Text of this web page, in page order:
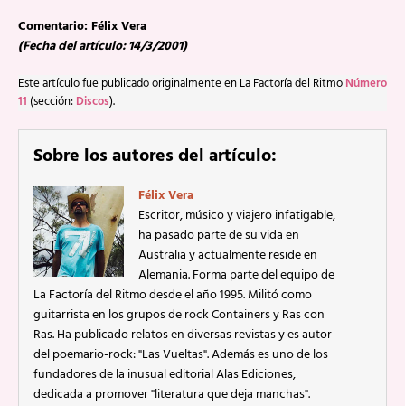
Comentario: Félix Vera
(Fecha del artículo: 14/3/2001)
Este artículo fue publicado originalmente en La Factoría del Ritmo Número
11 (sección: Discos).
Sobre los autores del artículo:
Félix Vera
Escritor, músico y viajero infatigable,
ha pasado parte de su vida en
Australia y actualmente reside en
Alemania. Forma parte del equipo de
La Factoría del Ritmo desde el año 1995. Militó como
guitarrista en los grupos de rock Containers y Ras con
Ras. Ha publicado relatos en diversas revistas y es autor
del poemario-rock: "Las Vueltas". Además es uno de los
fundadores de la inusual editorial Alas Ediciones,
dedicada a promover "literatura que deja manchas".